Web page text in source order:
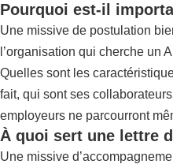
Pourquoi est-il
Une missive de postulation
l’organisation qui cherche un
Quelles sont les
fait, qui sont ses
employeurs ne parcourront
À quoi sert une lettre
Une missive